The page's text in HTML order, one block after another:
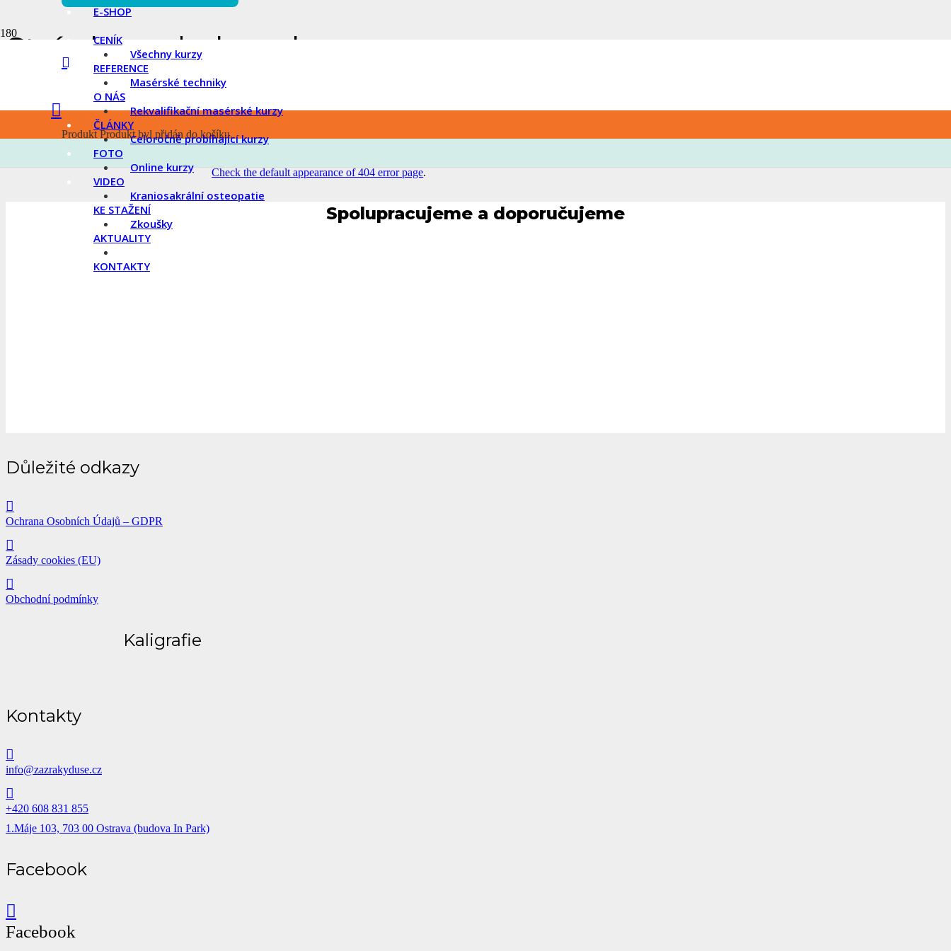
ProduktProduktbyl přidán do košíku.
E-SHOP
CENÍK
REFERENCE
O NÁS
ČLÁNKY
FOTO
VIDEO
KE STAŽENÍ
AKTUALITY
KONTAKTY
Všechny kurzy
Masérské techniky
Rekvalifikační masérské kurzy
Celoročně probíhající kurzy
Online kurzy
Kraniosakrální osteopatie
Zkoušky
Stránka nebyla nalezena
This is “404 error” page
You can customize this page as any other page via Page Builder. Also it’s possible to change its Header, Title Bar, Sidebar, Footer options.
Check the default appearance of 404 error page.
Spolupracujeme a doporučujeme
Důležité odkazy
Ochrana Osobních Údajů – GDPR
Zásady cookies (EU)
Obchodní podmínky
Kaligrafie
Kontakty
info@zazrakyduse.cz
+420 608 831 855
1.Máje 103, 703 00 Ostrava (budova In Park)
Facebook
Facebook